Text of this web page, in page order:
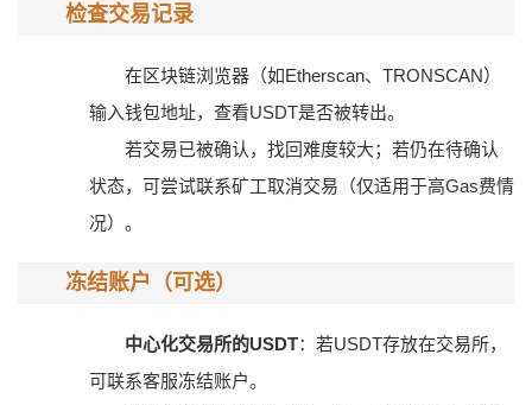
检查交易记录
在区块链浏览器（如Etherscan、TRONSCAN）
输入钱包地址，查看USDT是否被转出。
若交易已被确认，找回难度较大；若仍在待确认
状态，可尝试联系矿工取消交易（仅适用于高Gas费情
况）。
冻结账户（可选）
中心化交易所的USDT：若USDT存放在交易所，
可联系客服冻结账户。